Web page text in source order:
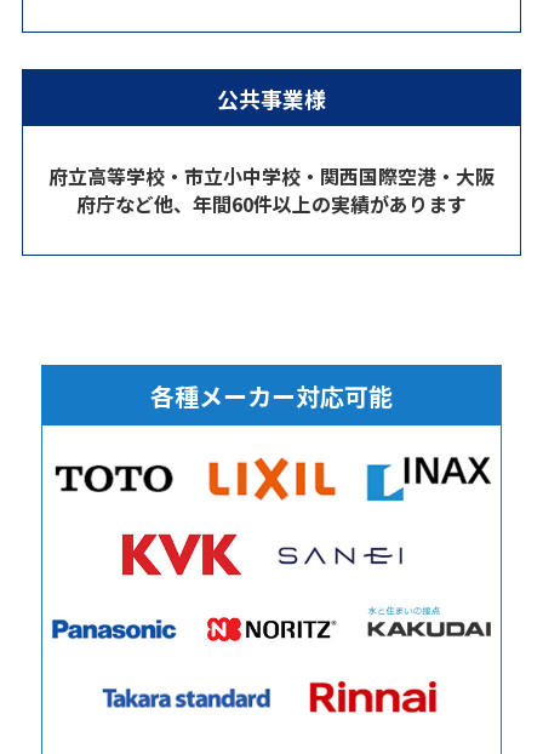
公共事業様
府立高等学校・市立小中学校・関西国際空港・大阪
府庁など他、年間60件以上の実績があります
各種メーカー対応可能